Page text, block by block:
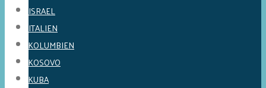
ISRAEL
ITALIEN
KOLUMBIEN
KOSOVO
KUBA